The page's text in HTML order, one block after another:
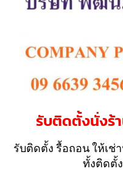
รับติดตั้งนั่งร้
รับติดตั้ง รื้อถอน ให้เช่
ทั้งติดตั้